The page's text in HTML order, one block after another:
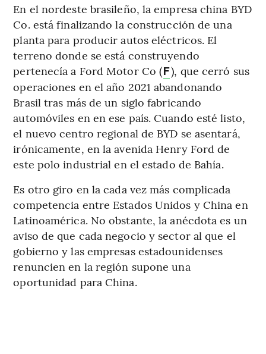
En el nordeste brasileño, la empresa china BYD
Co. está finalizando la construcción de una
planta para producir autos eléctricos. El
terreno donde se está construyendo
pertenecía a Ford Motor Co (F), que cerró sus
operaciones en el año 2021 abandonando
Brasil tras más de un siglo fabricando
automóviles en en ese país. Cuando esté listo,
el nuevo centro regional de BYD se asentará,
irónicamente, en la avenida Henry Ford de
este polo industrial en el estado de Bahía.
Es otro giro en la cada vez más complicada
competencia entre Estados Unidos y China en
Latinoamérica. No obstante, la anécdota es un
aviso de que cada negocio y sector al que el
gobierno y las empresas estadounidenses
renuncien en la región supone una
oportunidad para China.